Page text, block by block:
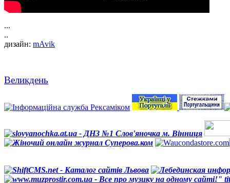
...
..
дизайн: mAvik
Великдень